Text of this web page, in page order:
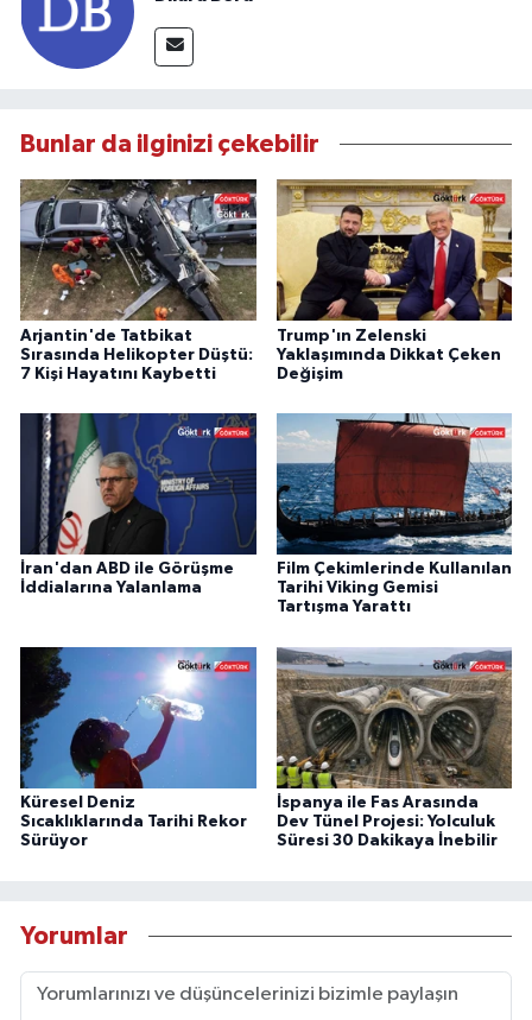
Bunlar da ilginizi çekebilir
Arjantin'de Tatbikat
Sırasında Helikopter Düştü:
7 Kişi Hayatını Kaybetti
Trump'ın Zelenski
Yaklaşımında Dikkat Çeken
Değişim
İran'dan ABD ile Görüşme
İddialarına Yalanlama
Film Çekimlerinde Kullanılan
Tarihi Viking Gemisi
Tartışma Yarattı
Küresel Deniz
Sıcaklıklarında Tarihi Rekor
Sürüyor
İspanya ile Fas Arasında
Dev Tünel Projesi: Yolculuk
Süresi 30 Dakikaya İnebilir
Yorumlar